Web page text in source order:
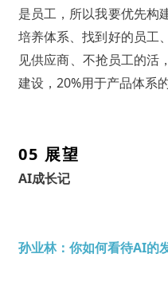
是员工，所以我要优先构
培养体系、找到好的员工
见供应商、不抢员工的活
建设，20%用于产品体系的
05 展望
AI成长记
孙业林：你如何看待AI的